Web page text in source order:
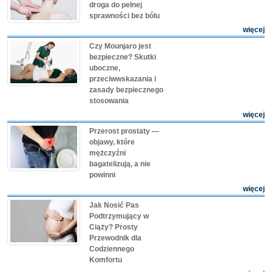
droga do pełnej
sprawności bez bólu
więcej
Czy Mounjaro jest
bezpieczne? Skutki
uboczne,
przeciwwskazania i
zasady bezpiecznego
stosowania
więcej
Przerost prostaty —
objawy, które
mężczyźni
bagatelizują, a nie
powinni
więcej
Jak Nosić Pas
Podtrzymujący w
Ciąży? Prosty
Przewodnik dla
Codziennego
Komfortu